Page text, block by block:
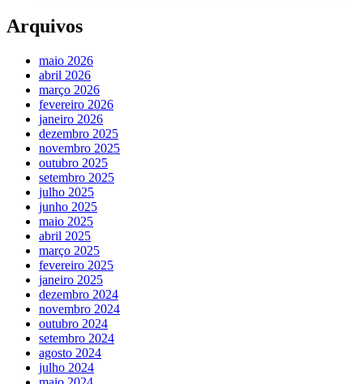
Arquivos
maio 2026
abril 2026
março 2026
fevereiro 2026
janeiro 2026
dezembro 2025
novembro 2025
outubro 2025
setembro 2025
julho 2025
junho 2025
maio 2025
abril 2025
março 2025
fevereiro 2025
janeiro 2025
dezembro 2024
novembro 2024
outubro 2024
setembro 2024
agosto 2024
julho 2024